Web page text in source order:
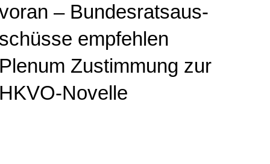
– Bun­des­rats­aus­
schüs­se empfehlen
Plenum Zustimmung zur
HKVO-No­vel­le